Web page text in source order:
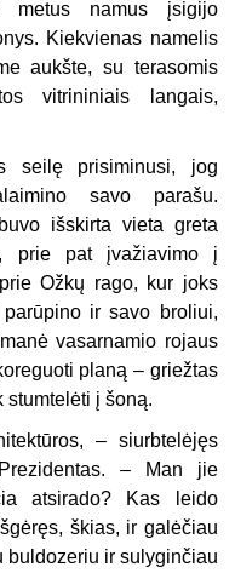
metus namus įsigijo
Kiekvienas namelis
aukšte, su terasomis
vitrininiais langais,
seilę prisiminusi, jog
savo parašu.
išskirta vieta greta
prie pat įvažiavimo į
Ožkų rago, kur joks
ir savo broliui,
vasarnamio rojaus
planą – griežtas
stumtelėti į šoną.
– siurbtelėjęs
– Man jie
atsirado? Kas leido
škias, ir galėčiau
buldozeriu ir sulyginčiau